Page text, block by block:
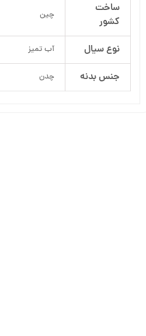
ساخت
کشور
چین
نوع سیال آب تمیز
جنس بدنه چدن